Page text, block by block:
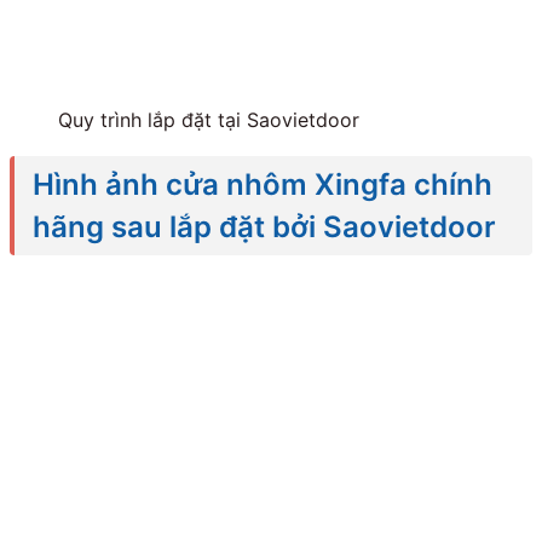
Quy trình lắp đặt tại Saovietdoor
Hình ảnh cửa nhôm Xingfa chính
hãng sau lắp đặt bởi Saovietdoor